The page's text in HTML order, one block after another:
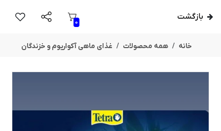
بازگشت
0
خانه همه محصولات غذای ماهی آکواریوم و خزندگان